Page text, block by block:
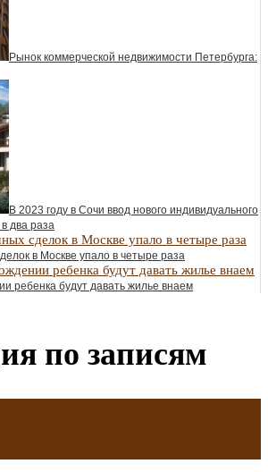
Рынок коммерческой недвижимости Петербурга:
В 2023 году в Сочи ввод нового индивидуального
два раза
в Москве упало в четыре раза
ребенка будут давать жилье внаем
по записям